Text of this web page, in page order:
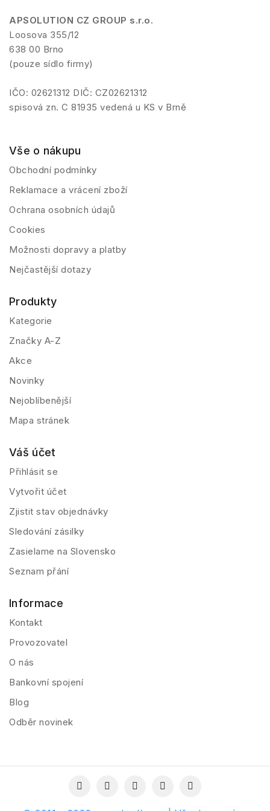
APSOLUTION CZ GROUP s.r.o.
Loosova 355/12
638 00 Brno
(pouze sídlo firmy)
IČO: 02621312 DIČ: CZ02621312
spisová zn. C 81935 vedená u KS v Brně
Vše o nákupu
Obchodní podmínky
Reklamace a vrácení zboží
Ochrana osobních údajů
Cookies
Možnosti dopravy a platby
Nejčastější dotazy
Produkty
Kategorie
Značky A-Z
Akce
Novinky
Nejoblíbenější
Mapa stránek
Váš účet
Přihlásit se
Vytvořit účet
Zjistit stav objednávky
Sledování zásilky
Zasielame na Slovensko
Seznam přání
Informace
Kontakt
Provozovatel
O nás
Bankovní spojení
Blog
Odběr novinek